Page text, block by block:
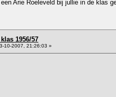
Arie Roeleveld bij jullie in de klas
1956/57
10-2007, 21:26:03 »